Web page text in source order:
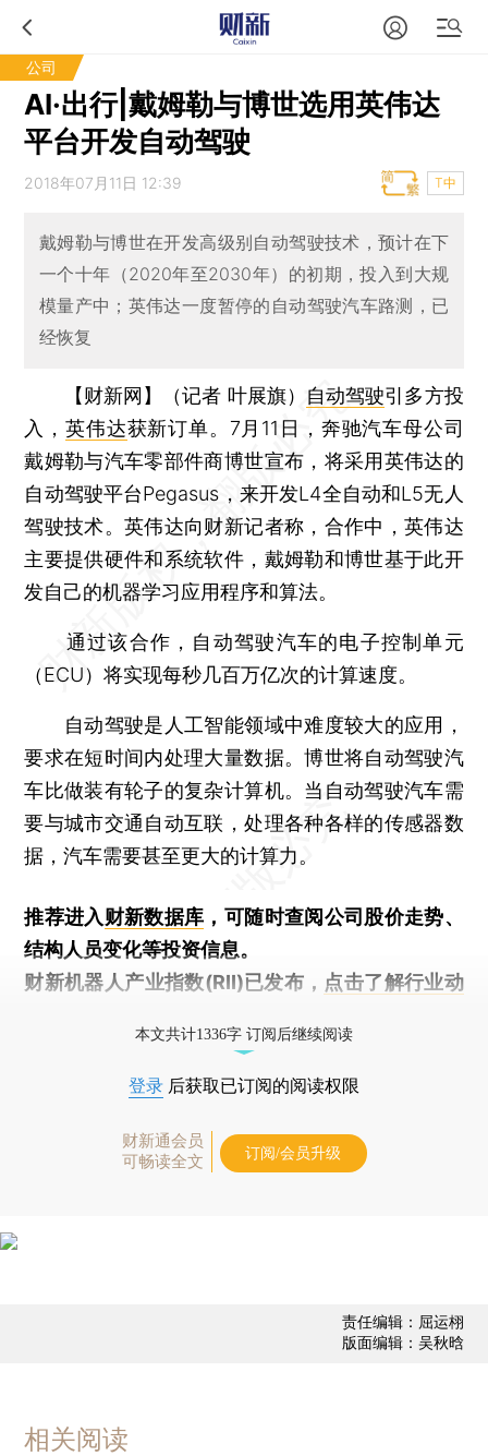
公司
AI·出行|戴姆勒与博世选用英伟达
平台开发自动驾驶
2018年07月11日 12:39 T中
戴姆勒与博世在开发高级别自动驾驶技术，预计在下
一个十年（2020年至2030年）的初期，投入到大规
模量产中；英伟达一度暂停的自动驾驶汽车路测，已
经恢复
【财新网】（记者 叶展旗） 自动驾驶引多方投
入，英伟达获新订单。7月11日，奔驰汽车母公司
戴姆勒与汽车零部件商博世宣布，将采用英伟达的
自动驾驶平台Pegasus，来开发L4全自动和L5无人
驾驶技术。英伟达向财新记者称，合作中，英伟达
主要提供硬件和系统软件，戴姆勒和博世基于此开
发自己的机器学习应用程序和算法。
通过该合作，自动驾驶汽车的电子控制单元
（ECU）将实现每秒几百万亿次的计算速度。
自动驾驶是人工智能领域中难度较大的应用，
要求在短时间内处理大量数据。博世将自动驾驶汽
车比做装有轮子的复杂计算机。当自动驾驶汽车需
要与城市交通自动互联，处理各种各样的传感器数
据，汽车需要甚至更大的计算力。
推荐进入财新数据库 ，可随时查阅公司股价走势、
结构人员变化等投资信息。
财新机器人产业指数(RII)已发布， 点击了解行业动
本文共计1336字 订阅后继续阅读
登录 后获取已订阅的阅读权限
财新通会员
可畅读全文
订阅/会员升级
责任编辑：屈运栩
版面编辑：吴秋晗
相关阅读